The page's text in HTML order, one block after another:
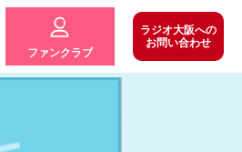
ファンクラブ
ラジオ大阪への
お問い合わせ